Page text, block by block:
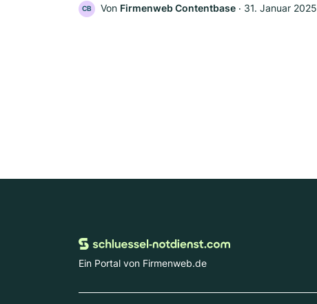
CB Von Firmenweb Contentbase ‧ 31. Januar 2025
Ein Portal von Firmenweb.de